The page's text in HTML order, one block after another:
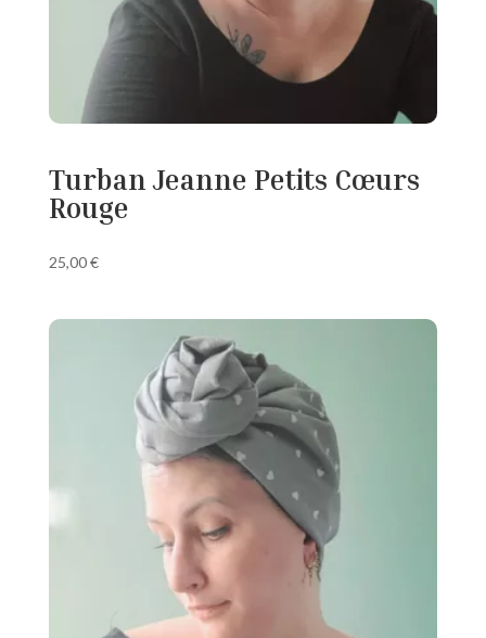
Turban Jeanne Petits Cœurs
Rouge
25,00€